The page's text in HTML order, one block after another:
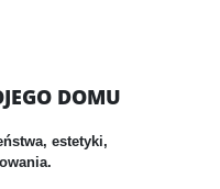
DOMU
estetyki,